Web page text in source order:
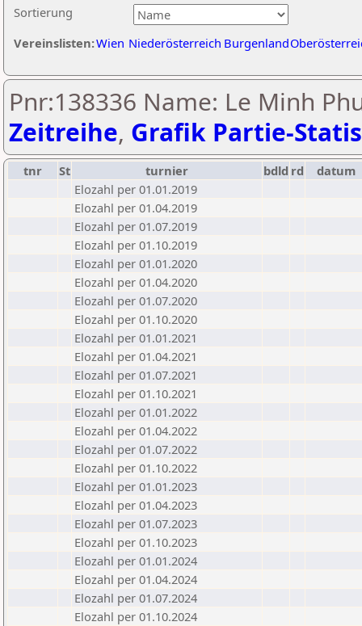
Sortierung
Vereinslisten:Wien Niederösterreich Burgenland
Pnr:138336 Name: Le Minh
Zeitreihe, Grafik Partie-
tnr St turnier bdld rd
datum
Elozahl per 01.01.2019
Elozahl per 01.04.2019
Elozahl per 01.07.2019
Elozahl per 01.10.2019
Elozahl per 01.01.2020
Elozahl per 01.04.2020
Elozahl per 01.07.2020
Elozahl per 01.10.2020
Elozahl per 01.01.2021
Elozahl per 01.04.2021
Elozahl per 01.07.2021
Elozahl per 01.10.2021
Elozahl per 01.01.2022
Elozahl per 01.04.2022
Elozahl per 01.07.2022
Elozahl per 01.10.2022
Elozahl per 01.01.2023
Elozahl per 01.04.2023
Elozahl per 01.07.2023
Elozahl per 01.10.2023
Elozahl per 01.01.2024
Elozahl per 01.04.2024
Elozahl per 01.07.2024
Elozahl per 01.10.2024